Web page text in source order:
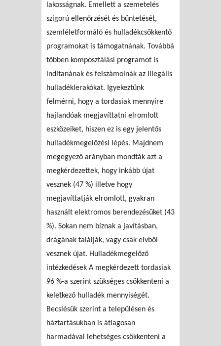
lakosságnak. Emellett a szemetelés
szigorú ellenőrzését és büntetését,
szemléletformáló és hulladékcsökkentő
programokat is támogatnának. Továbbá
többen komposztálási programot is
indítanának és felszámolnák az illegális
hulladéklerakókat. Igyekeztünk
felmérni, hogy a tordasiak mennyire
hajlandóak megjavíttatni elromlott
eszközeiket, hiszen ez is egy jelentős
hulladékmegelőzési lépés. Majdnem
megegyező arányban mondták azt a
megkérdezettek, hogy inkább újat
vesznek (47 %) illetve hogy
megjavíttatják elromlott, gyakran
használt elektromos berendezésüket (43
%). Sokan nem bíznak a javításban,
drágának találják, vagy csak elvből
vesznek újat. Hulladékmegelőző
intézkedések A megkérdezett tordasiak
96 %-a szerint szükséges csökkenteni a
keletkező hulladék mennyiségét.
Becslésük szerint a településen és
háztartásukban is átlagosan
harmadával lehetséges csökkenteni a